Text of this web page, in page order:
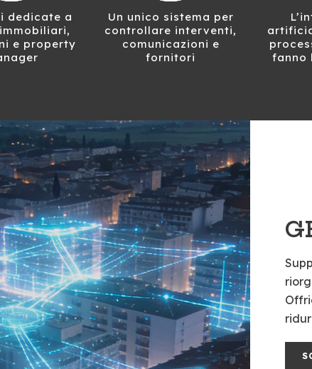
dedicate a
e property
Un unico sistema per
controllare interventi,
comunicazioni e
fornitori
fanno